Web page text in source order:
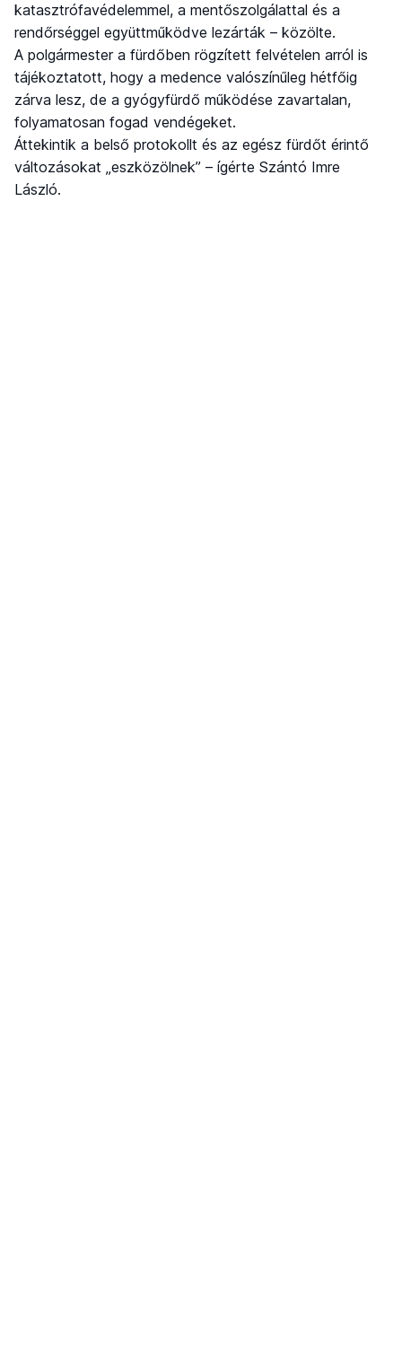
katasztrófavédelemmel, a mentőszolgálattal és a
rendőrséggel együttműködve lezárták – közölte.
A polgármester a fürdőben rögzített felvételen arról is
tájékoztatott, hogy a medence valószínűleg hétfőig
zárva lesz, de a gyógyfürdő működése zavartalan,
folyamatosan fogad vendégeket.
Áttekintik a belső protokollt és az egész fürdőt érintő
változásokat „eszközölnek” – ígérte Szántó Imre
László.